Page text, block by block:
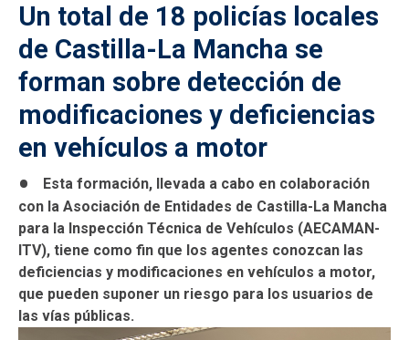
Un total de 18 policías locales
de Castilla-La Mancha se
forman sobre detección de
modificaciones y deficiencias
en vehículos a motor
Esta formación, llevada a cabo en colaboración
con la Asociación de Entidades de Castilla-La Mancha
para la Inspección Técnica de Vehículos (AECAMAN-
ITV), tiene como fin que los agentes conozcan las
deficiencias y modificaciones en vehículos a motor,
que pueden suponer un riesgo para los usuarios de
las vías públicas.